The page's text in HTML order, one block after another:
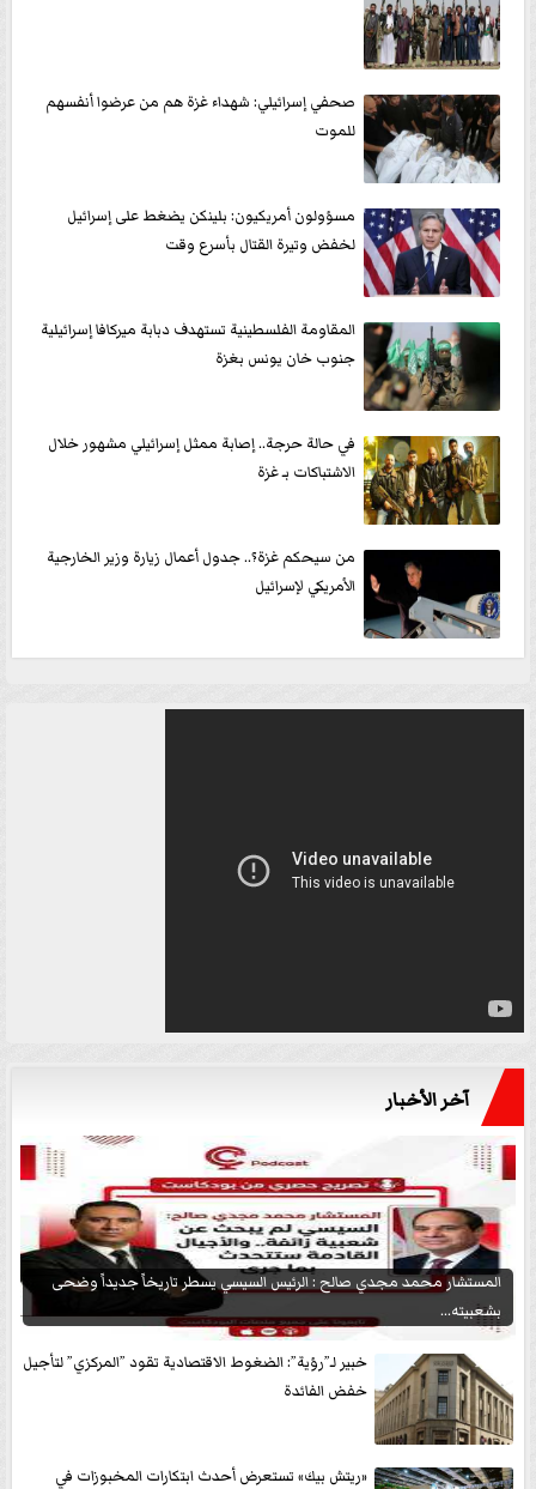
صحفي إسرائيلي: شهداء غزة هم من عرضوا أنفسهم
للموت
مسؤولون أمريكيون: بلينكن يضغط على إسرائيل
لخفض وتيرة القتال بأسرع وقت
المقاومة الفلسطينية تستهدف دبابة ميركافا إسرائيلية
جنوب خان يونس بغزة
في حالة حرجة.. إصابة ممثل إسرائيلي مشهور خلال
الاشتباكات بـ غزة
من سيحكم غزة؟.. جدول أعمال زيارة وزير الخارجية
الأمريكي لإسرائيل
آخر الأخبار
المستشار محمد مجدي صالح : الرئيس السيسي يسطر تاريخاً جديداً وضحى
بشعبيته...
خبير لـ”رؤية”: الضغوط الاقتصادية تقود ”المركزي” لتأجيل
خفض الفائدة
«ريتش بيك» تستعرض أحدث ابتكارات المخبوزات في